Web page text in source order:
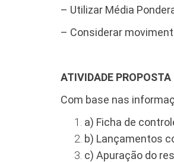
– Utilizar Média
– Considerar
ATIVIDADE PROPOSTA
Com base nas
a) Ficha de
b) Lançamentos
c) Apuração do